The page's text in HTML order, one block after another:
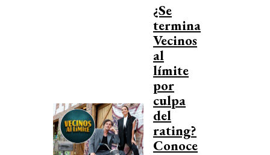
¿Se
termina
Vecinos
al
límite
por
culpa
del
rating?
Conoce